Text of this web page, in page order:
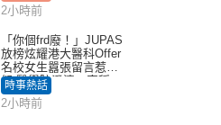
2小時前
「你個frd廢！」JUPAS
放榜炫耀港大醫科Offer
名校女生囂張留言惹眾
怒 醫學院澄清：宣稱
「40.5分獲錄取」不符事
實｜Juicy叮
時事熱話
2小時前